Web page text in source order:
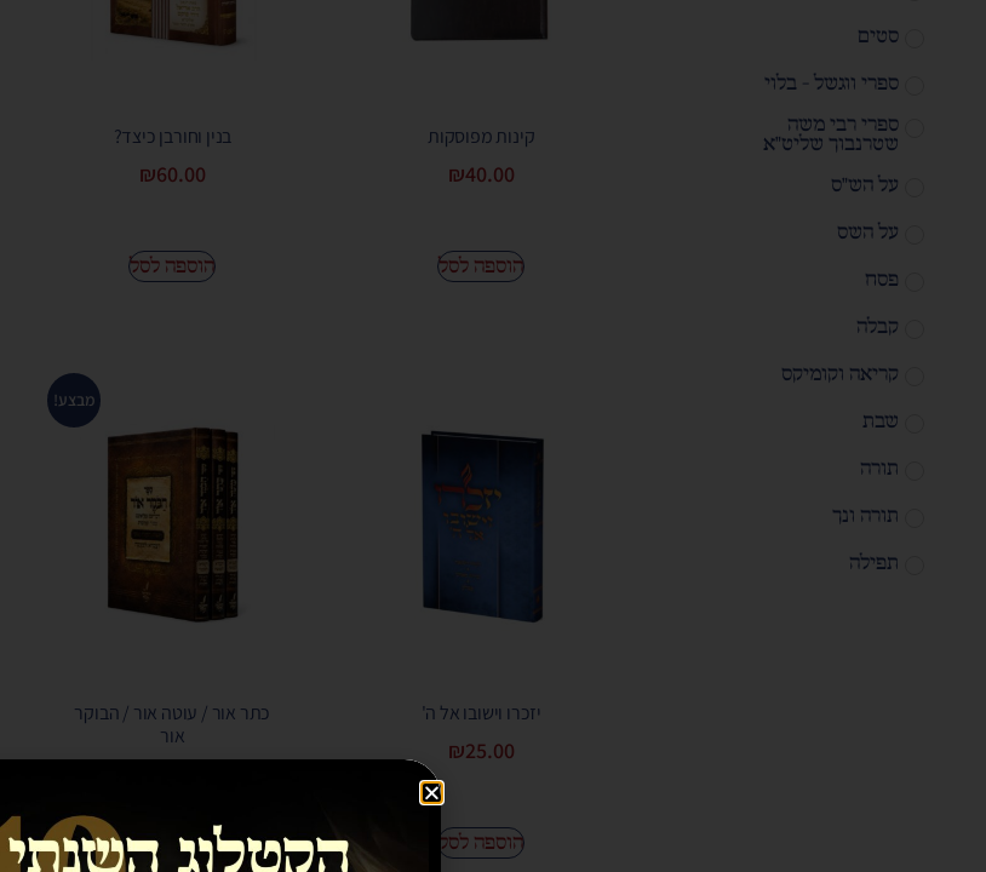
סטים
ספרי ווגשל - בלוי
ספרי רבי משה
שטרנבוך שליט"א
על הש"ס
על השס
פסח
קבלה
קריאה וקומיקס
שבת
תורה
תורה ונך
תפילה
קינות מפוסקות
₪40.00
הוספה לסל
בנין וחורבן כיצד?
₪60.00
הוספה לסל
יזכרו וישובו אל ה'
₪25.00
הוספה לסל
מבצע!
כתר אור / עוטה אור / הבוקר
אור
הוספה לסל